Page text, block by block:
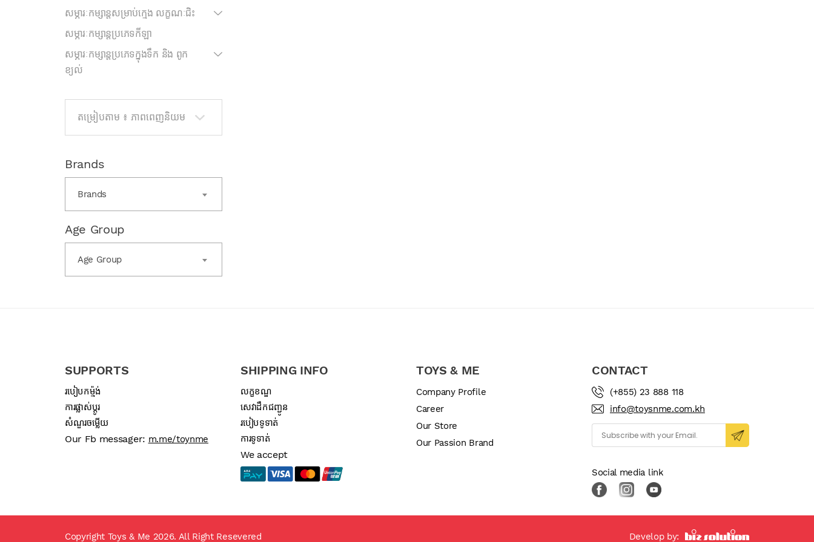
សម្ភារៈកម្សាន្តសម្រាប់ក្មេង លក្ខណៈជិះ
សម្ភារៈកម្សាន្តប្រភេទកីឡា
សម្ភារៈកម្សាន្តប្រភេទក្នុងទឹក និង ពូក
ខ្យល់
Brands
Brands
Age Group
Age Group
SUPPORTS
របៀបកម្ម៉ង់
ការផ្លាស់ប្តូរ
សំណួរចម្លើយ
Our Fb messager: m.me/toynme
SHIPPING INFO
លក្ខខណ្ឌ
សេវាដឹកជញ្ជូន
របៀបទូទាត់
ការទូទាត់
We accept
TOYS & ME
Company Profile
Career
Our Store
Our Passion Brand
CONTACT
(+855) 23 888 118
info@toysnme.com.kh
Social media link
Copyright Toys & Me 2026. All Right Resevered Develop by: